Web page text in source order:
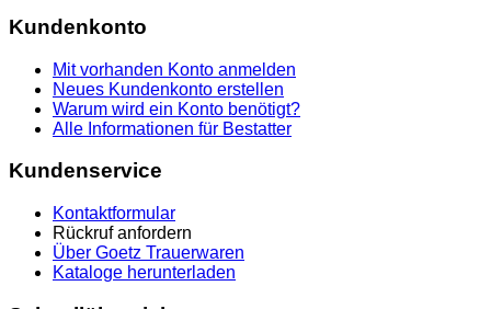
Kundenkonto
Mit vorhanden Konto anmelden
Neues Kundenkonto erstellen
Warum wird ein Konto benötigt?
Alle Informationen für Bestatter
Kundenservice
Kontaktformular
Rückruf anfordern
Über Goetz Trauerwaren
Kataloge herunterladen